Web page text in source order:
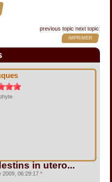
previous topic next topic
IMPRIMER
in utero...
2009, 06:29:17 *